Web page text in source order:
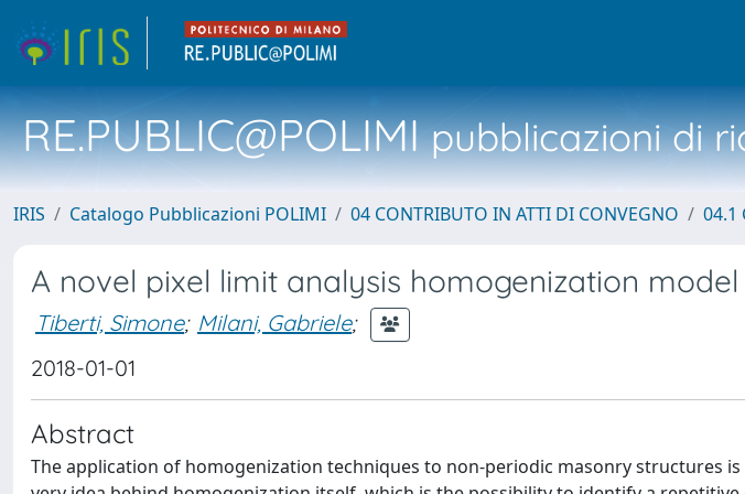
RE.PUBLIC@POLIMIpubblicazioni di
IRIS Catalogo Pubblicazioni POLIMI 04 CONTRIBUTO IN ATTI DI CONVEGNO 04.1
A novel pixel limit analysis homogenization
Tiberti, Simone; Milani, Gabriele;
2018-01-01
Abstract
The application of homogenization techniques to non-periodic masonry structures